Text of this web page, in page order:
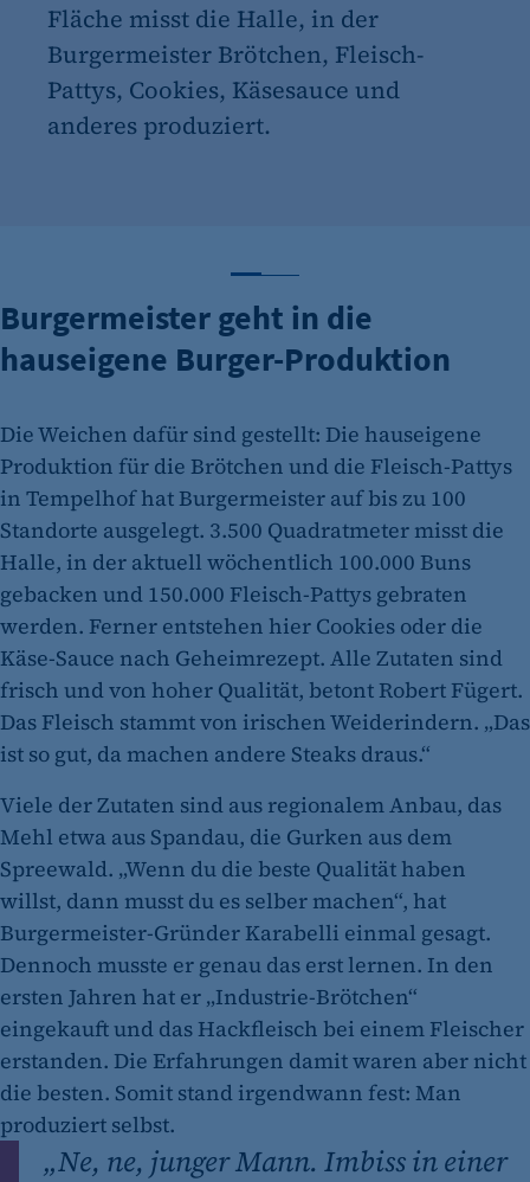
Fläche misst die Halle, in der
Burgermeister Brötchen, Fleisch-
Pattys, Cookies, Käsesauce und
anderes produziert.
Burgermeister geht in die
hauseigene Burger-Produktion
Die Weichen dafür sind gestellt: Die hauseigene
Produktion für die Brötchen und die Fleisch-Pattys
in Tempelhof hat Burgermeister auf bis zu 100
Standorte ausgelegt. 3.500 Quadratmeter misst die
Halle, in der aktuell wöchentlich 100.000 Buns
gebacken und 150.000 Fleisch-Pattys gebraten
werden. Ferner entstehen hier Cookies oder die
Käse-Sauce nach Geheimrezept. Alle Zutaten sind
frisch und von hoher Qualität, betont Robert Fügert.
Das Fleisch stammt von irischen Weiderindern. „Das
ist so gut, da machen andere Steaks draus.“
Viele der Zutaten sind aus regionalem Anbau, das
Mehl etwa aus Spandau, die Gurken aus dem
Spreewald. „Wenn du die beste Qualität haben
willst, dann musst du es selber machen“, hat
Burgermeister-Gründer Karabelli einmal gesagt.
Dennoch musste er genau das erst lernen. In den
ersten Jahren hat er „Industrie-Brötchen“
eingekauft und das Hackfleisch bei einem Fleischer
erstanden. Die Erfahrungen damit waren aber nicht
die besten. Somit stand irgendwann fest: Man
produziert selbst.
„Ne, ne, junger Mann. Imbiss in einer